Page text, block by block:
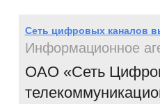
Сеть цифровых каналов
Информационное
ОАО «Сеть